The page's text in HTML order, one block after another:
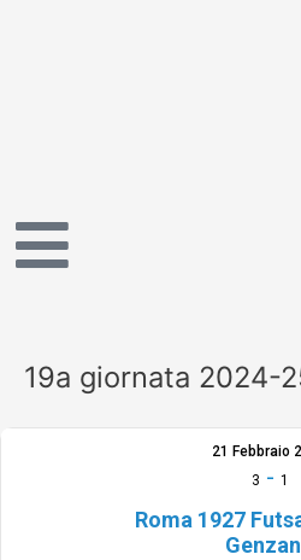
19a giornata 2024-
21 Febbraio
3 - 1
Roma 1927